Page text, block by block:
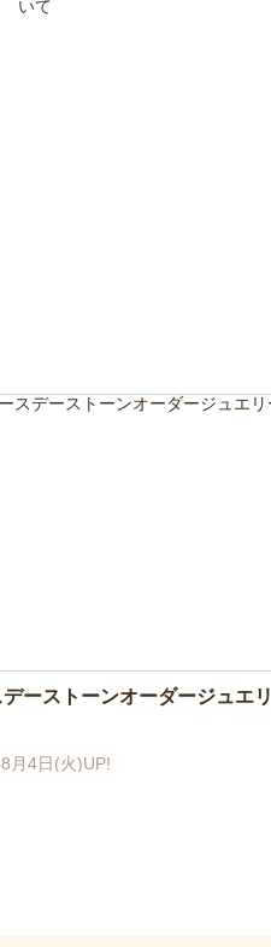
ーストーンオーダージュエリ
月4日(火)UP!